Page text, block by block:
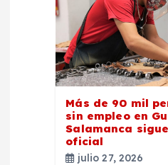
Más de 90 mil
sin empleo en
Salamanca
oficial
julio 27, 2026